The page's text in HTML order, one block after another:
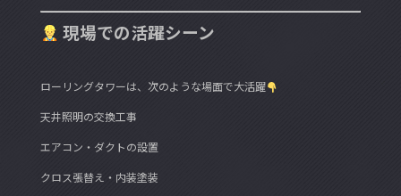
現場での活躍シーン
ローリングタワーは、次のような場面で大活躍
天井照明の交換工事
エアコン・ダクトの設置
クロス張替え・内装塗装